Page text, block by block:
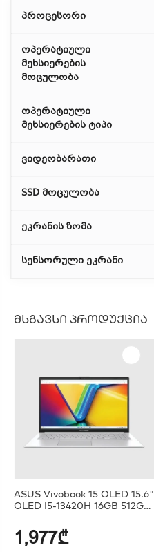
პროცესორი
ოპერატიული
მეხსიერების
მოცულობა
ოპერატიული
მეხსიერების ტიპი
ვიდეობარათი
SSD მოცულობა
ეკრანის ზომა
სენსორული ეკრანი
ᲛᲡᲒᲐᲕᲡᲘ ᲞᲠᲝᲓᲣᲥᲪᲘᲐ
ASUS Vivobook 15 OLED 15.6"
OLED I5-13420H 16GB 512GB
1,977₾